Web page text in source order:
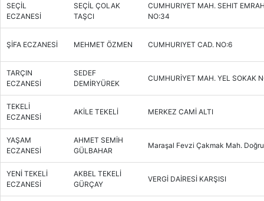
SEÇİL
ECZANESİ
SEÇİL ÇOLAK
TAŞCI
CUMHURIYET MAH. SEHIT
NO:34
ŞİFA ECZANESİ MEHMET ÖZMEN CUMHURIYET CAD. NO:6
TARÇIN
ECZANESİ
SEDEF
DEMİRYÜREK
CUMHURİYET MAH. YEL SOKAK
TEKELİ
ECZANESİ
AKİLE TEKELİ MERKEZ CAMİ ALTI
YAŞAM
ECZANESİ
AHMET SEMİH
GÜLBAHAR
Maraşal Fevzi Çakmak Mah.
YENİ TEKELİ
ECZANESİ
AKBEL TEKELİ
GÜRÇAY
VERGİ DAİRESİ KARŞISI